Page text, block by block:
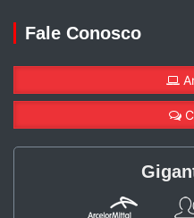
Fale Conosco